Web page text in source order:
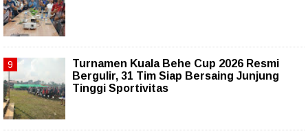
Turnamen Kuala Behe Cup 2026 Resmi
Bergulir, 31 Tim Siap Bersaing Junjung
Tinggi Sportivitas